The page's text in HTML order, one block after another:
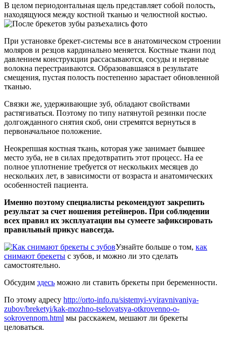
В целом периодонтальная щель представляет собой полость,
находящуюся между костной тканью и челюстной костью.
При установке брекет-системы все в анатомическом строении
моляров и резцов кардинально меняется. Костные ткани под
давлением конструкции рассасываются, сосуды и нервные
волокна перестраиваются. Образовавшаяся в результате
смещения, пустая полость постепенно зарастает обновленной
тканью.
Связки же, удерживающие зуб, обладают свойствами
растягиваться. Поэтому по типу натянутой резинки после
долгожданного снятия скоб, они стремятся вернуться в
первоначальное положение.
Неокрепшая костная ткань, которая уже занимает бывшее
место зуба, не в силах предотвратить этот процесс. На ее
полное уплотнение требуется от нескольких месяцев до
нескольких лет, в зависимости от возраста и анатомических
особенностей пациента.
Именно поэтому специалисты рекомендуют закрепить
результат за счет ношения ретейнеров. При соблюдении
всех правил их эксплуатации вы сумеете зафиксировать
правильный прикус навсегда.
Узнайте больше о том, как
снимают брекеты с зубов, и можно ли это сделать
самостоятельно.
Обсудим здесь можно ли ставить брекеты при беременности.
По этому адресу http://orto-info.ru/sistemyi-vyiravnivaniya-
zubov/breketyi/kak-mozhno-tselovatsya-otkrovenno-o-
sokrovennom.html мы расскажем, мешают ли брекеты
целоваться.